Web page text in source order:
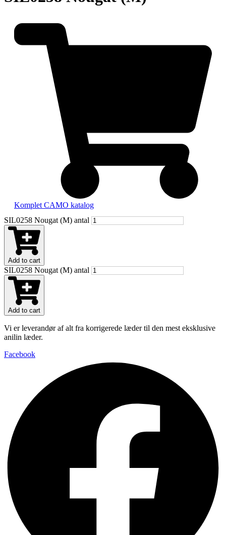
Komplet CAMO katalog
SIL0258 Nougat (M) antal
Add to cart
SIL0258 Nougat (M) antal
Add to cart
Vi er leverandør af alt fra korrigerede læder til den mest eksklusive
anilin læder.
Facebook